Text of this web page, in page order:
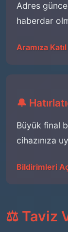
Adres
haberdar
Aramıza Katıl
🔔
Büyük final
cihazınıza
Bildirimleri
⚖️ Taviz